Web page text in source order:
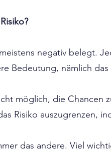
negativ belegt.
Bedeutung, nämlich
möglich, die Chancen
Risiko auszugrenzen,
das andere. Viel